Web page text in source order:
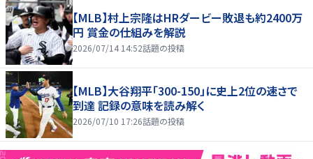
【MLB】村上宗隆はHRダービー敗退も約2400万
円 賞金の仕組みを解説
2026/07/14 14:52話題の投稿
【MLB】大谷翔平「300-150」に史上2位の速さで
到達 記録の意味を読み解く
2026/07/10 17:26話題の投稿